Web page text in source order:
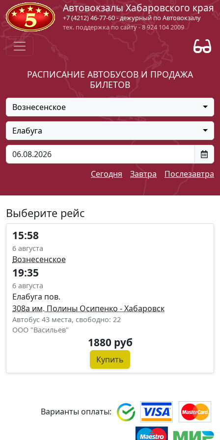
Автовокзалы Хабаровского края
+7 (4212) 46-77-60 - дежурный по Автовокзалу
тех. поддержка по сайту - 8 924 104 2009
РАСПИСАНИЕ АВТОБУСОВ И ПРОДАЖА
БИЛЕТОВ
Вознесенское
Елабуга
Сегодня Завтра Послезавтра
Выберите рейс
15:58
6 августа
Вознесенское
19:35
6 августа
Елабуга пов.
308а им. Полины Осипенко - Хабаровск
Автобус 43 места, свободно: 22
ООО "Васильев"
1880 руб
Купить
Варианты оплаты: